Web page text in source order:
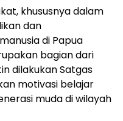
khususnya dalam
dan
di Papua
bagian dari
dilakukan Satgas
motivasi belajar
muda di wilayah